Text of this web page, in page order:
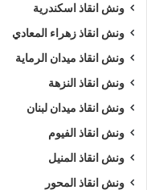
ونش انقاذ اسكندرية
ونش انقاذ زهراء المعادي
ونش انقاذ ميدان الرماية
ونش انقاذ النزهة
ونش انقاذ ميدان لبنان
ونش انقاذ الفيوم
ونش انقاذ المنيل
ونش انقاذ المحور